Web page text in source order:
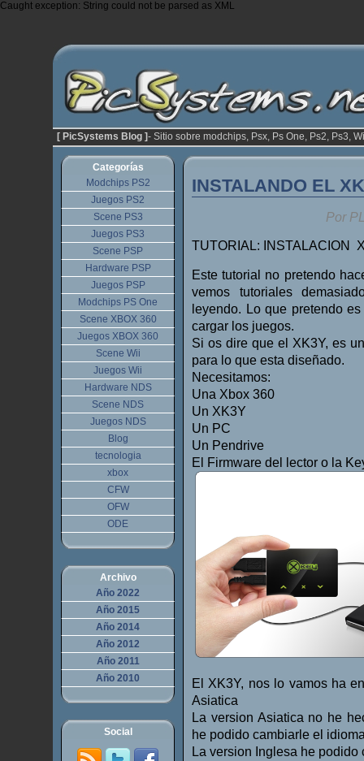
Caught exception: String could not be parsed as XML
[ PicSystems Blog ]- Sitio sobre modchips, Psx, Ps One, Ps2, Ps3,
INSTALANDO EL
Por
TUTORIAL: INSTALACION
Este tutorial no pretendo
vemos tutoriales
leyendo. Lo que pretendo
cargar los juegos.
Si os dire que el XK3Y, es
para lo que esta diseñado.
Necesitamos:
Una Xbox 360
Un XK3Y
Un PC
Un Pendrive
El Firmware del lector o la
El XK3Y, nos lo vamos ha
Asiatica
La version Asiatica no he
he podido cambiarle el
La version Inglesa he
Categorías
Modchips PS2
Juegos PS2
Scene PS3
Juegos PS3
Scene PSP
Hardware PSP
Juegos PSP
Modchips PS One
Scene XBOX 360
Juegos XBOX 360
Scene Wii
Juegos Wii
Hardware NDS
Scene NDS
Juegos NDS
Blog
tecnologia
xbox
CFW
OFW
ODE
Archivo
Año 2022
Año 2015
Año 2014
Año 2012
Año 2011
Año 2010
Social